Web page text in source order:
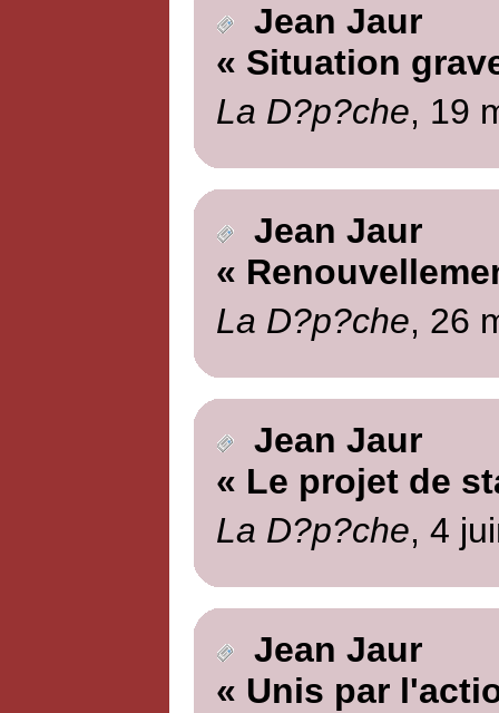
Jean Jaur
« Situation
La D?p?che, 19
Jean Jaur
«
La D?p?che, 26
Jean Jaur
« Le projet de
La D?p?che, 4
Jean Jaur
« Unis par